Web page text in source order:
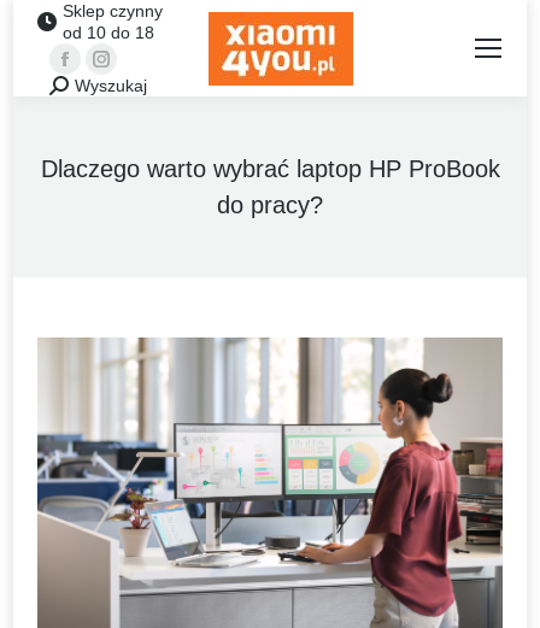
Sklep czynny
od 10 do 18
FacebookInstagram
Szukaj:Wyszukaj
Dlaczego warto wybrać laptop HP ProBook
do pracy?